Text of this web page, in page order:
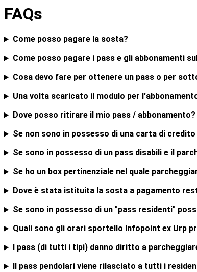
FAQs
Come posso pagare la sosta?
Come posso pagare i pass e gli abbonamenti
Cosa devo fare per ottenere un pass o per
Una volta scaricato il modulo per
Dove posso ritirare il mio pass / abbonamento?
Se non sono in possesso di una carta di
Se sono in possesso di un pass disabili e il
Se ho un box pertinenziale nel quale
Dove è stata istituita la sosta a pagamento
Se sono in possesso di un "pass residenti"
Quali sono gli orari sportello Infopoint ex Urp
I pass (di tutti i tipi) danno diritto a
Il pass pendolari viene rilasciato a tutti i